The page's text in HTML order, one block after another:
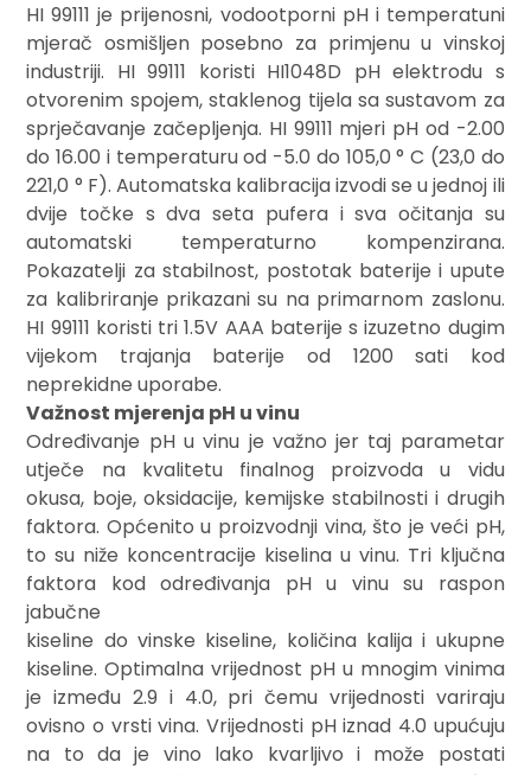
HI 99111 je prijenosni, vodootporni pH i temperatuni
mjerač osmišljen posebno za primjenu u vinskoj
industriji. HI 99111 koristi HI1048D pH elektrodu s
otvorenim spojem, staklenog tijela sa sustavom za
sprječavanje začepljenja. HI 99111 mjeri pH od -2.00
do 16.00 i temperaturu od -5.0 do 105,0 ° C (23,0 do
221,0 ° F). Automatska kalibracija izvodi se u jednoj ili
dvije točke s dva seta pufera i sva očitanja su
automatski temperaturno kompenzirana.
Pokazatelji za stabilnost, postotak baterije i upute
za kalibriranje prikazani su na primarnom zaslonu.
HI 99111 koristi tri 1.5V AAA baterije s izuzetno dugim
vijekom trajanja baterije od 1200 sati kod
neprekidne uporabe.
Važnost mjerenja pH u vinu
Određivanje pH u vinu je važno jer taj parametar
utječe na kvalitetu finalnog proizvoda u vidu
okusa, boje, oksidacije, kemijske stabilnosti i drugih
faktora. Općenito u proizvodnji vina, što je veći pH,
to su niže koncentracije kiselina u vinu. Tri ključna
faktora kod određivanja pH u vinu su raspon
jabučne
kiseline do vinske kiseline, količina kalija i ukupne
kiseline. Optimalna vrijednost pH u mnogim vinima
je između 2.9 i 4.0, pri čemu vrijednosti variraju
ovisno o vrsti vina. Vrijednosti pH iznad 4.0 upućuju
na to da je vino lako kvarljivo i može postati